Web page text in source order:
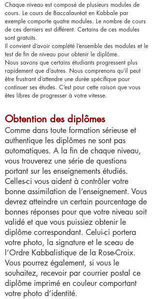
Chaque niveau est composé de plusieurs modules de
cours. Le cours de Baccalauréat en Kabbale par
exemple comporte quatre modules. Le nombre de cours
de ces derniers est différent. Certains de ces modules
sont gratuits.
Il convient d’avoir complété l’ensemble des modules et le
test de fin de niveau pour obtenir le diplôme.
Nous savons que certains étudiants progressent plus
rapidement que d’autres. Nous comprenons qu’il peut
être frustrant d’attendre une durée spécifique pour
continuer ses études. C’est pour cette raison que vous
êtes libres de progresser à votre vitesse.
Obtention des diplômes
Comme dans toute formation sérieuse et
authentique les diplômes ne sont pas
automatiques. A la fin de chaque niveau,
vous trouverez une série de questions
portant sur les enseignements étudiés.
Celles-ci vous aident à contrôler votre
bonne assimilation de l’enseignement. Vous
devrez atteindre un certain pourcentage de
bonnes réponses pour que votre niveau soit
validé et que vous puissiez obtenir le
diplôme correspondant. Celui-ci portera
votre photo, la signature et le sceau de
l’Ordre Kabbalistique de la Rose-Croix.
Vous pourrez également, si vous le
souhaitez, recevoir par courrier postal ce
diplôme imprimé en couleur comportant
votre photo d’identité.